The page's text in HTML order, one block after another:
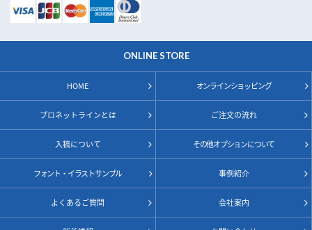
ONLINE STORE
HOME オンラインショッピング
プロネットラインとは ご注文の流れ
入稿について その他オプションについて
フォント・イラストサンプル 事例紹介
よくあるご質問 会社案内